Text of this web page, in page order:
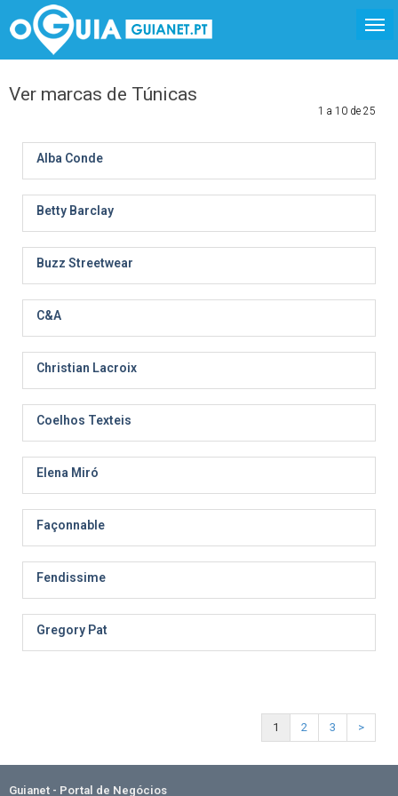
Ver marcas de Túnicas
1 a 10 de 25
Alba Conde
Betty Barclay
Buzz Streetwear
C&A
Christian Lacroix
Coelhos Texteis
Elena Miró
Façonnable
Fendissime
Gregory Pat
1 2 3 >
Guianet - Portal de Negócios